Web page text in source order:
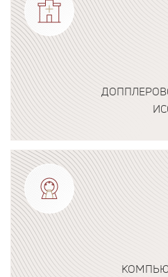
Подробнее о программе